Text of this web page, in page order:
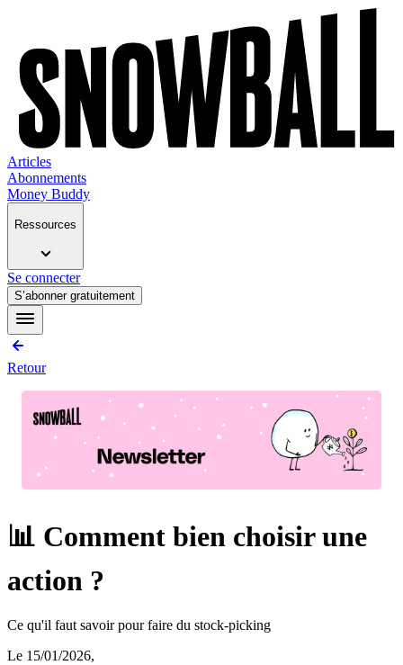
Articles
Abonnements
Money Buddy
Ressources
Se connecter
S’abonner gratuitement
Retour
📊 Comment bien choisir une
action ?
Ce qu'il faut savoir pour faire du stock-picking
Le 15/01/2026,